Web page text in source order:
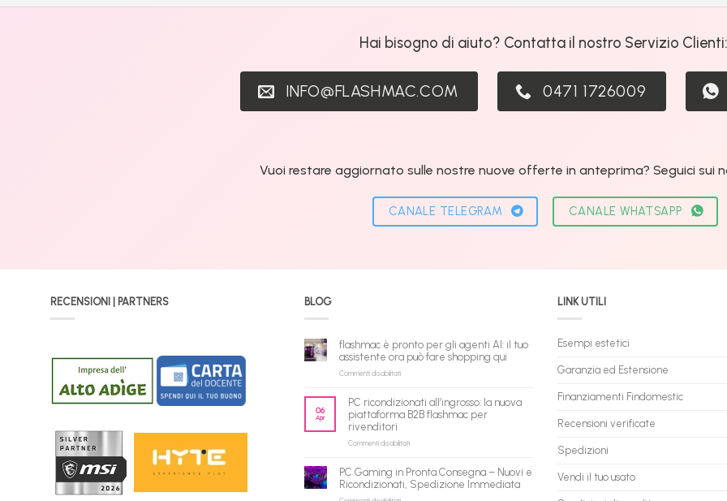
Hai bisogno di aiuto? Contatta il nostro Servizio
INFO@FLASHMAC.COM 0471 1726009
Vuoi restare aggiornato sulle nostre nuove offerte in anteprima? Seguici sui
CANALE TELEGRAM CANALE WHATSAPP
RECENSIONI | PARTNERS BLOG
flashmac è pronto per gli agenti AI: il tuo
assistente ora può fare shopping qui
Commenti disabilitatisu
pronto
per
agenti
tuo
assistente
06
Apr
PC ricondizionati all’ingrosso: la nuova
piattaforma B2B flashmac per
rivenditori
Commenti disabilitatisu
all’ingrosso:
la
PC Gaming in Pronta Consegna – Nuovi e
Ricondizionati, Spedizione Immediata
LINK UTILI
Esempi estetici
Garanzia ed Estensione
Finanziamenti Findomestic
Recensioni verificate
Spedizioni
Vendi il tuo usato